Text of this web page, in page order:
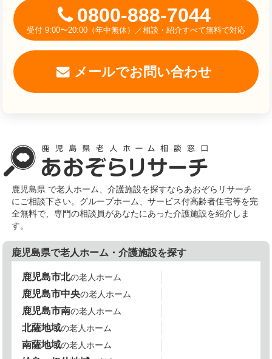
0800-888-7044
受付 9:00〜20:00（年中無休）／相談・紹介すべて無料で対応
メールでお問い合わせ
鹿児島県 で老人ホーム、介護施設を探すならあおぞらリサーチ
にご相談下さい。グループホーム、サービス付高齢者住宅等を完
全無料で、専門の相談員があなたにあった介護施設を紹介しま
す。
鹿児島県で老人ホーム・介護施設を探す
鹿児島市北の老人ホーム
鹿児島市中央の老人ホーム
鹿児島市南の老人ホーム
北薩地域の老人ホーム
南薩地域の老人ホーム